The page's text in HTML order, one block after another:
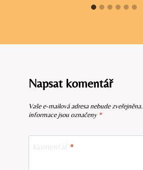
Napsat komentář
Vaše e-mailová adresa nebude zveřejněna.
informace jsou označeny *
Komentář *